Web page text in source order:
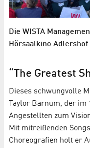
Die WISTA
Hörsaalkino
“The Greatest
Dieses schwungvolle
Taylor Barnum, der
Angestellten zum
Mit mitreißenden
Choreografien holt er